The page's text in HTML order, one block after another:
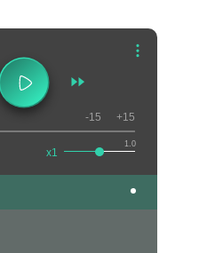
1.0
x1
-15 +15